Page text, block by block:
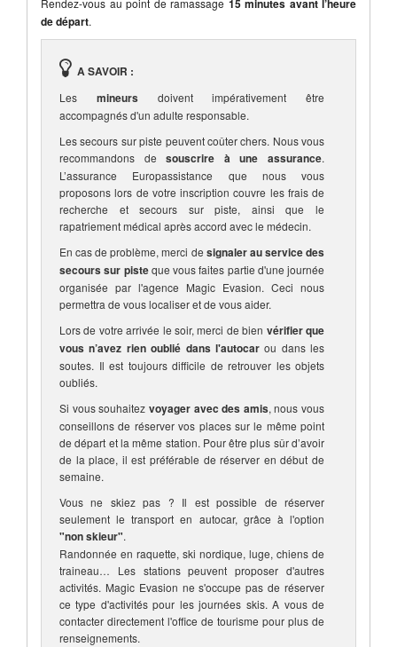
Rendez-vous au point de ramassage 15 minutes avant l’heure
de départ.
A SAVOIR :
Les mineurs doivent impérativement être
accompagnés d'un adulte responsable.
Les secours sur piste peuvent coûter chers. Nous vous
recommandons desouscrire à une assurance.
L’assurance Europassistance que nous vous
proposons lors de votre inscription couvre les frais de
recherche et secours sur piste, ainsi que le
rapatriement médical après accord avec le médecin.
En cas de problème, merci de signaler au service des
secours sur pisteque vous faites partie d'une journée
organisée par l'agence Magic Evasion. Ceci nous
permettra de vous localiser et de vous aider.
Lors de votre arrivée le soir, merci de bien vérifier que
vous n’avez rien oublié dans l'autocarou dans les
soutes. Il est toujours difficile de retrouver les objets
oubliés.
Si vous souhaitez voyager avec des amis, nous vous
conseillons de réserver vos places sur le même point
de départ et la même station. Pour être plus sûr d’avoir
de la place, il est préférable de réserver en début de
semaine.
Vous ne skiez pas ? Il est possible de réserver
seulement le transport en autocar, grâce à l'option
"non skieur".
Randonnée en raquette, ski nordique, luge, chiens de
traineau… Les stations peuvent proposer d'autres
activités. Magic Evasion ne s'occupe pas de réserver
ce type d'activités pour les journées skis. A vous de
contacter directement l'office de tourisme pour plus de
renseignements.